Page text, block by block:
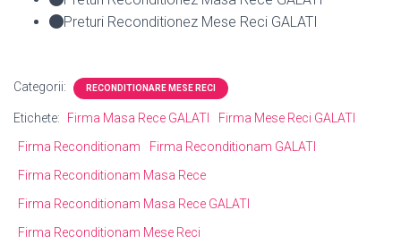
Preturi Reconditionez Mese Reci GALATI
Categorii: RECONDITIONARE MESE RECI
Etichete: Firma Masa Rece GALATI
Firma Mese Reci GALATI
Firma Reconditionam
Firma Reconditionam GALATI
Firma Reconditionam Masa Rece
Firma Reconditionam Masa Rece GALATI
Firma Reconditionam Mese Reci